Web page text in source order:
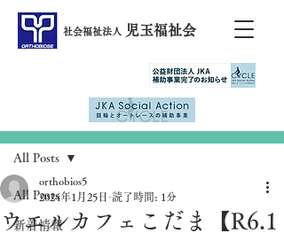
社会福祉法人 児玉福祉会
All Posts
新着情報
All Posts
ウエルカフェこだま【R6.1
orthobios5
2024年1月25日 読了時間: 1分